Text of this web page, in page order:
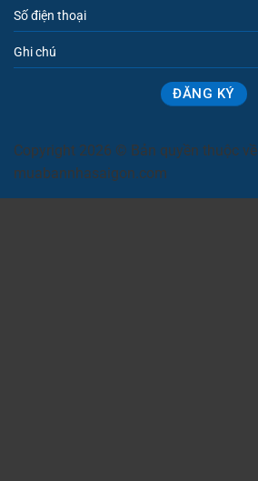
Copyright 2026 © Bản quyền thuộc về
muabannhasaigon.com